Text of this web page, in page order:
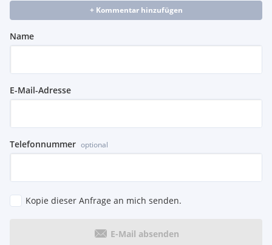
+ Kommentar hinzufügen
Name
E-Mail-Adresse
Telefonnummer optional
Kopie dieser Anfrage an mich senden.
E-Mail absenden